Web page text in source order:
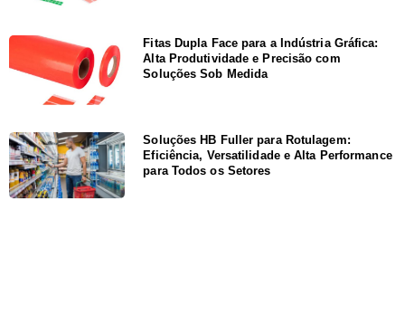
Fitas Dupla Face para a Indústria Gráfica:
Alta Produtividade e Precisão com
Soluções Sob Medida
Soluções HB Fuller para Rotulagem:
Eficiência, Versatilidade e Alta Performance
para Todos os Setores